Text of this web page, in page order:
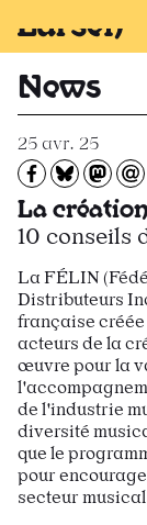
News
25 avr. 25
Partagez sur
Partager
La
10 conseils
La FÉLIN
Distributeurs
française
acteurs de la
œuvre pour la
de l'industrie
diversité
que le
pour
secteur